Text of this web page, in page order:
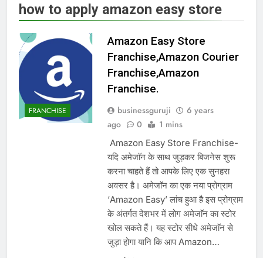
how to apply amazon easy store
FRANCHISE
Amazon Easy Store
Franchise,Amazon Courier
Franchise,Amazon
Franchise.
businessguruji
6 years
ago
0 1 mins
Amazon Easy Store Franchise-
यदि अमेजाॅन के साथ जुड़कर बिजनेस शुरू
करना चाहते हैं तो आपके लिए एक सुनहरा
अवसर है। अमेजाॅन का एक नया प्रोग्राम
‘Amazon Easy’ लांच हुआ है इस प्रोग्राम
के अंतर्गत देशभर में लोग‌ अमेजाॅन‌ का स्टोर
खोल सकते हैं। यह स्टोर सीधे अमेजाॅन से
जुड़ा होगा यानि कि आप Amazon…